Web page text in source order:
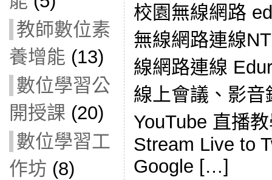
教師數位素
養增能 (13)
數位學習公
開授課 (20)
數位學習工
作坊 (8)
校園無線網路
無線網路連線
線網路連線
線上會議、影
YouTube 直播
Stream Live to
Google […]